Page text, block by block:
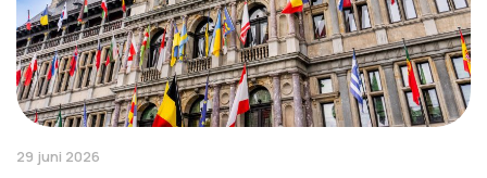
29 juni 2026